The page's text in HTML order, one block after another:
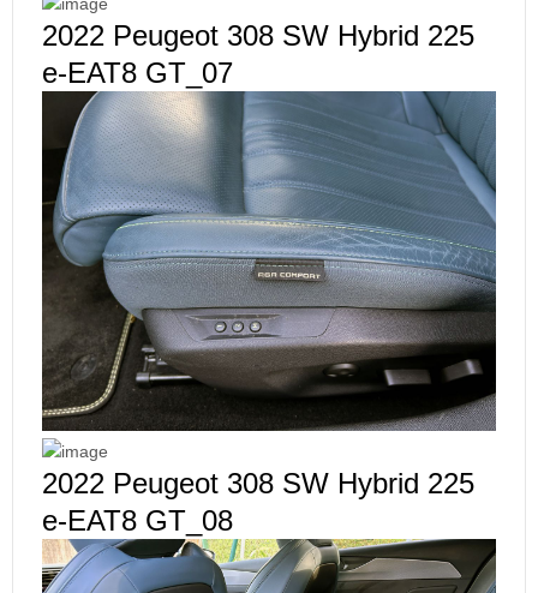
2022 Peugeot 308 SW Hybrid 225
e-EAT8 GT_07
2022 Peugeot 308 SW Hybrid 225
e-EAT8 GT_08